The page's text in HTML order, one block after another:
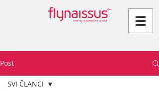
Post
SVI ČLANCI